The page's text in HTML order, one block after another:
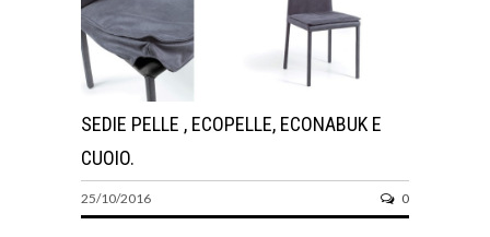
SEDIE PELLE , ECOPELLE, ECONABUK E
CUOIO.
25/10/2016 0